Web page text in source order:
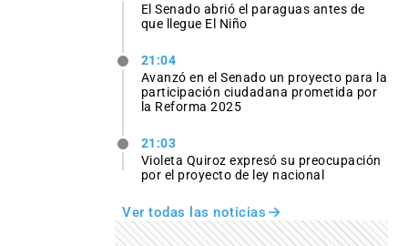
El Senado abrió el paraguas antes de
que llegue El Niño
21:04
Avanzó en el Senado un proyecto para la
participación ciudadana prometida por
la Reforma 2025
21:03
Violeta Quiroz expresó su preocupación
por el proyecto de ley nacional
Ver todas las noticias